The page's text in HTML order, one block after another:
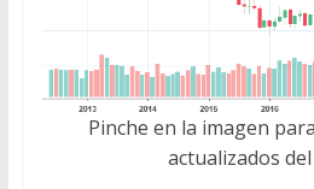
Pinche en la imagen
actualizados